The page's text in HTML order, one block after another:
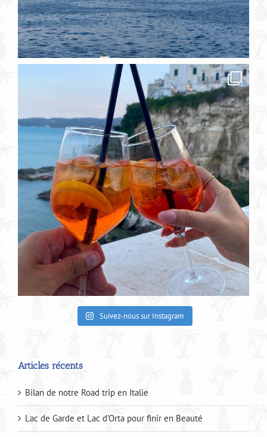
Suivez-nous sur Instagram
Articles récents
Bilan de notre Road trip en Italie
Lac de Garde et Lac d’Orta pour finir en Beauté